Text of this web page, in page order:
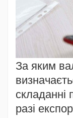
За яким
складанні
разі